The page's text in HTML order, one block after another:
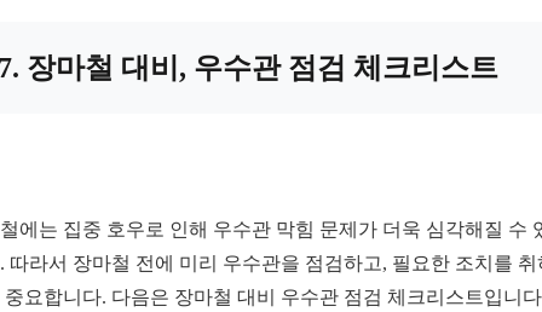
장마철 대비, 우수관 점검 체크리스트
에는 집중 호우로 인해 우수관 막힘 문제가 더욱 심각해질 수
따라서 장마철 전에 미리 우수관을 점검하고, 필요한 조치를 취
중요합니다. 다음은 장마철 대비 우수관 점검 체크리스트입니